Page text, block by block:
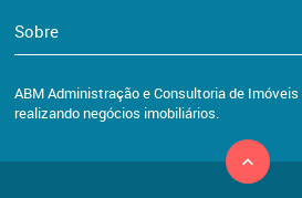
Sobre
ABM Administração e Consultoria de Imóveis
realizando negócios imobiliários.